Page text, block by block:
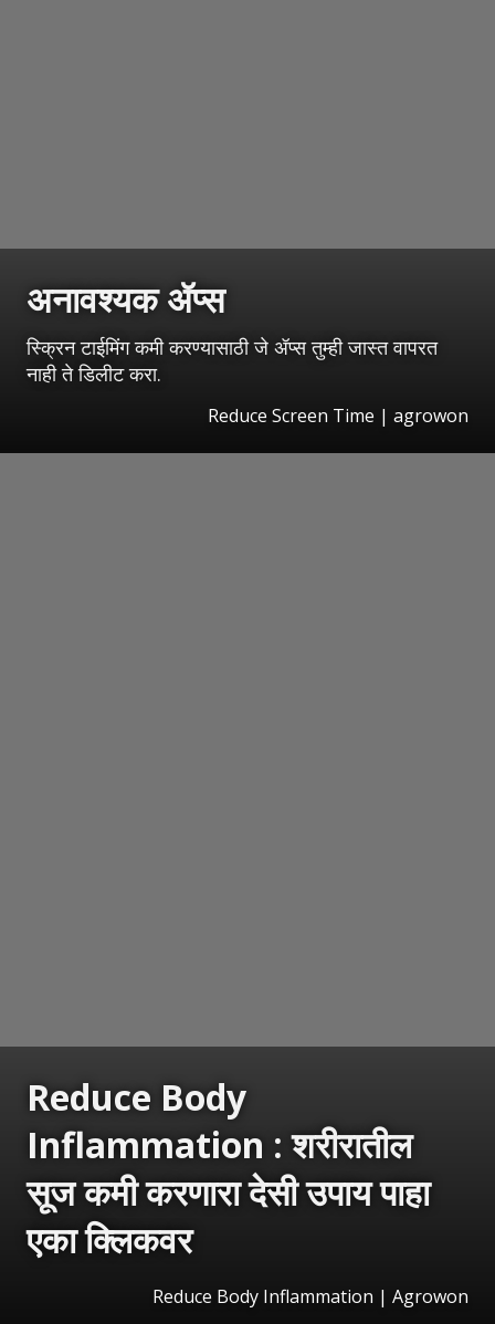
अनावश्यक ॲप्स
स्क्रिन टाईमिंग कमी करण्यासाठी जे ॲप्स तुम्ही जास्त वापरत
नाही ते डिलीट करा.
Reduce Screen Time | agrowon
Reduce Body
Inflammation : शरीरातील
सूज कमी करणारा देसी उपाय पाहा
एका क्लिकवर
Reduce Body Inflammation | Agrowon